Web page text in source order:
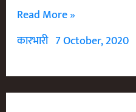
कसा
शिकवला
अंबानी
यांनी
Read More »
कारभारी 7 October, 2020